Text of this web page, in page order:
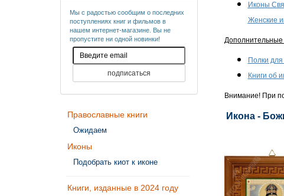
Мы с радостью сообщим о последних
поступлениях книг и фильмов в
нашем интернет-магазине. Вы не
пропустите ни одной новинки!
Православные книги
Ожидаем
Иконы
Подобрать киот к иконе
Книги, изданные в 2024 году
Иконы
Женские
Полки для
Книги об
Внимание! При
Икона -